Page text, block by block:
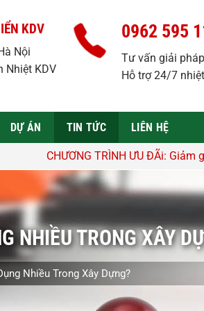
KDV
Nội
Nhiệt KDV
0962 595
Tư vấn giải
Hỗ trợ 24/7
DỰ ÁN TIN TỨC LIÊN HỆ
TRÌNH ƯU ĐÃi: Giảm giá 10% tất cả
NHIỀU TRONG XÂY
Nhiều Trong Xây Dựng?